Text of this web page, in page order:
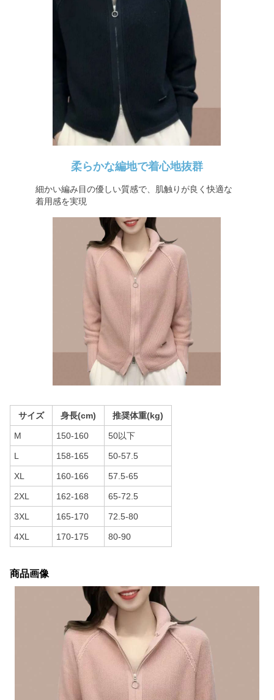
柔らかな編地で着心地抜群
細かい編み目の優しい質感で、肌触りが良く快適な
着用感を実現
サイズ 身長(cm) 推奨体重(kg)
M 150-160 50以下
L 158-165 50-57.5
XL 160-166 57.5-65
2XL 162-168 65-72.5
3XL 165-170 72.5-80
4XL 170-175 80-90
商品画像